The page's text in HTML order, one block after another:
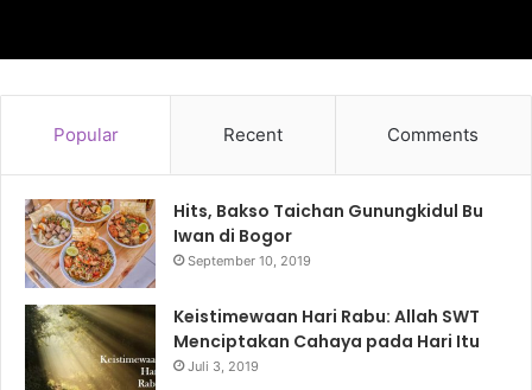
Popular Recent Comments
Hits, Bakso Taichan Gunungkidul Bu
Iwan di Bogor
September 10, 2019
Keistimewaan Hari Rabu: Allah SWT
Menciptakan Cahaya pada Hari Itu
Juli 3, 2019